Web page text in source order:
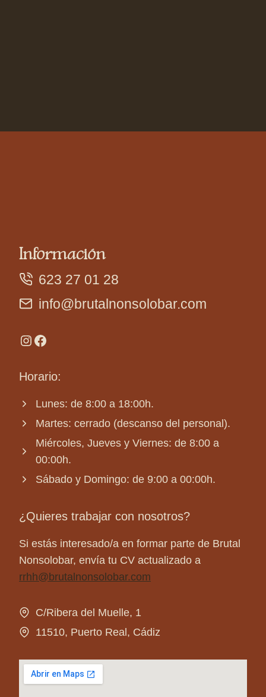
C/Ribera del Muelle, 1
11510, Puerto Real, Cádiz
Información
623 27 01 28
info@brutalnonsolobar.com
Instagram Facebook
Horario:
Lunes: de 8:00 a 18:00h.
Martes: cerrado (descanso del personal).
Miércoles, Jueves y Viernes: de 8:00 a
00:00h.
Sábado y Domingo: de 9:00 a 00:00h.
¿Quieres trabajar con nosotros?
Si estás interesado/a en formar parte de Brutal
Nonsolobar, envía tu CV actualizado a
rrhh@brutalnonsolobar.com